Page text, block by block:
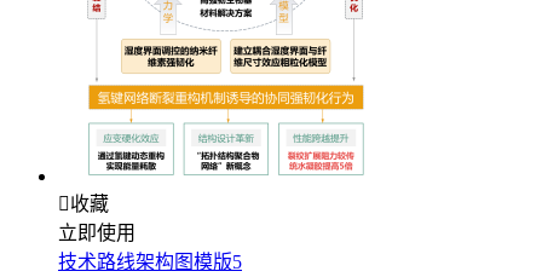
收藏
立即使用
技术路线架构图模版5